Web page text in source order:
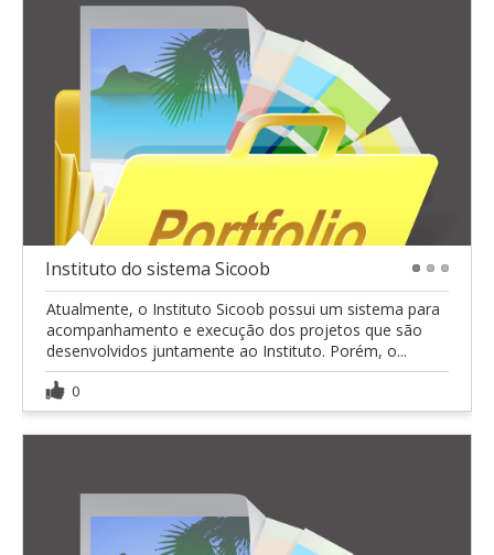
Instituto do sistema Sicoob
Atualmente, o Instituto Sicoob possui um sistema para
acompanhamento e execução dos projetos que são
desenvolvidos juntamente ao Instituto. Porém, o...
0